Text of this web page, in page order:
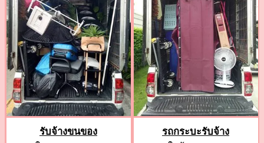
รับจ้างขนของ
รถกระบะรับจ้าง